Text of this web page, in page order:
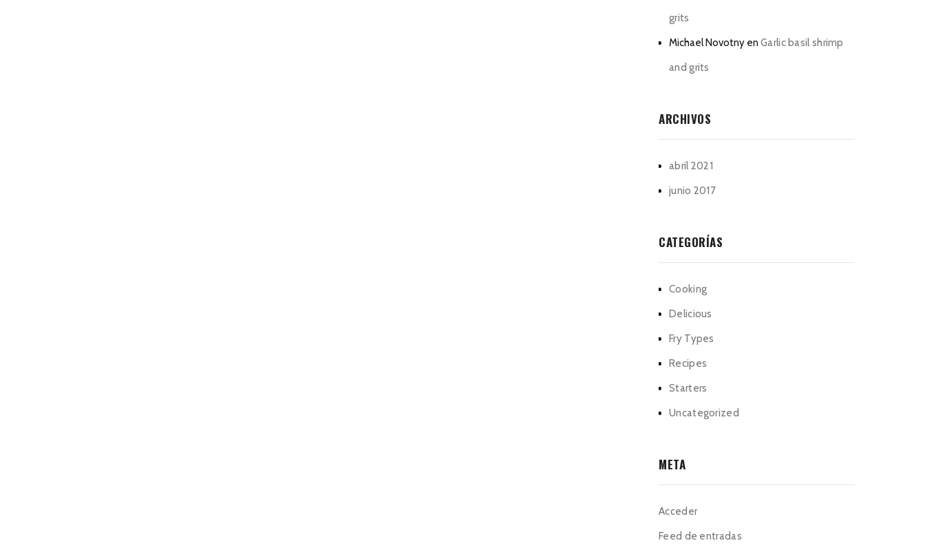
grits
Michael Novotny en Garlic basil shrimp
and grits
ARCHIVOS
abril 2021
junio 2017
CATEGORÍAS
Cooking
Delicious
Fry Types
Recipes
Starters
Uncategorized
META
Acceder
Feed de entradas